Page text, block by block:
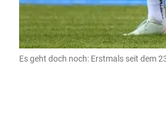
Es geht doch noch: Erstmals seit dem